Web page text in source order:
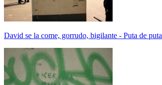
David se la come, gorrudo, bigilante - Puta de puta